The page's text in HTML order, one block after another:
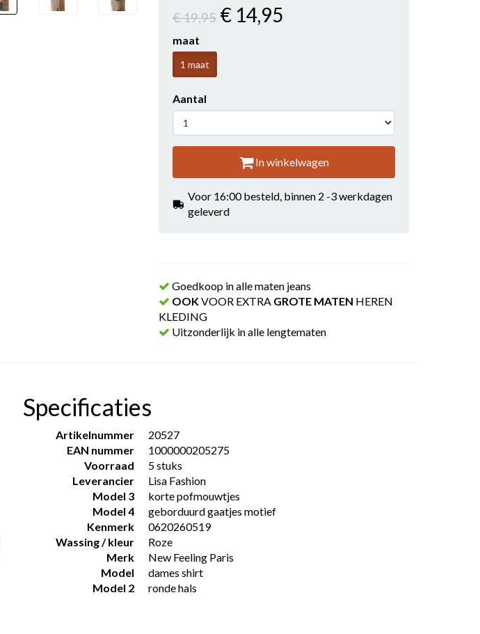
€ 19,95 € 14,95
maat
1 maat
Aantal
In winkelwagen
Voor 16:00 besteld, binnen 2 -3 werkdagen
geleverd
Goedkoop in alle maten jeans
OOKVOOR EXTRA GROTE MATEN HEREN
KLEDING
Uitzonderlijk in alle lengtematen
Specificaties
Artikelnummer
20527
EAN nummer
1000000205275
Voorraad
5 stuks
Leverancier
Lisa Fashion
Model 3
korte pofmouwtjes
Model 4
geborduurd gaatjes motief
Kenmerk
0620260519
Wassing / kleur
Roze
Merk
New Feeling Paris
Model
dames shirt
Model 2
ronde hals